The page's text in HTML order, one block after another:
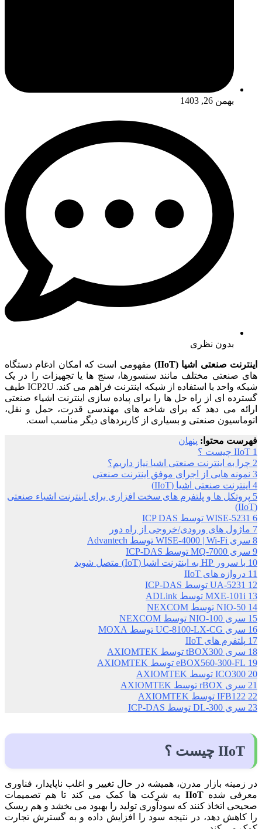
بهمن 26, 1403
بدون نظری
اینترنت صنعتی اشیا (IIoT)
مفهومی است که امکان ادغام دستگاه
های صنعتی مختلف مانند سنسورها، سنج ها یا تجهیزات را در یک
شبکه واحد با استفاده از شبکه اینترنت فراهم می کند. ICP2U طیف
گسترده ای از راه حل ها را برای پیاده سازی اینترنت اشیاء صنعتی
ارائه می دهد که برای شاخه های مهندسی قدرت، حمل و نقل،
اتوماسیون صنعتی و بسیاری از کاربردهای دیگر مناسب است.
فهرست محتوا: پنهان
1 IIoT چیست ؟
2 چرا به اینترنت صنعتی اشیا نیاز داریم؟
3 نمونه هایی از اجرای موفق اینترنت صنعتی
4 اینترنت صنعتی اشیا (IIoT)
5 پروتکل ها و پلتفرم های سخت افزاری برای اینترنت اشیاء صنعتی
(IIoT)
6 WISE-5231 توسط ICP DAS
7 ماژول های ورودی/خروجی از راه دور
8 سری WISE-4000 | Wi-Fi توسط Advantech
9 سری MQ-7000 توسط ICP-DAS
10 با سرور HP به اینترنت اشیا (IoT) متصل شوید
11 دروازه های IIoT
12 UA-5231 توسط ICP-DAS
13 MXE-101i توسط ADLink
14 NIO-50 توسط NEXCOM
15 سری NIO-100 توسط NEXCOM
16 سری UC-8100-LX-CG توسط MOXA
17 پلتفرم های IIoT
18 سری tBOX300 توسط AXIOMTEK
19 eBOX560-300-FL توسط AXIOMTEK
20 ICO300 توسط AXIOMTEK
21 سری rBOX توسط AXIOMTEK
22 IFB122 توسط AXIOMTEK
23 سری DL-300 توسط ICP-DAS
IIoT چیست ؟
در زمینه بازار مدرن، همیشه در حال تغییر و اغلب ناپایدار، فناوری
معرفی شدهIIoT به شرکت ها کمک می کند تا هم تصمیمات
صحیحی اتخاذ کنند که سودآوری تولید را بهبود می بخشد و هم ریسک
را کاهش دهد، در نتیجه سود را افزایش داده و به گسترش تجارت